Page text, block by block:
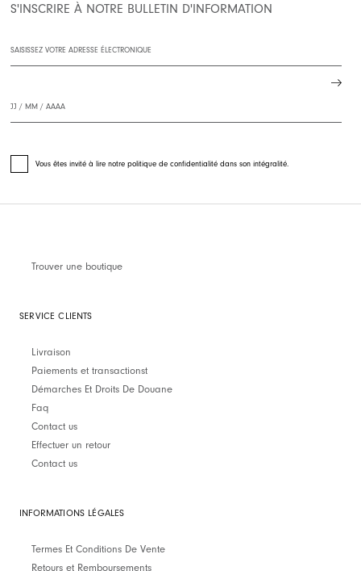
S'INSCRIRE À NOTRE BULLETIN D'INFORMATION
Vous êtes invité à lire notre politique de confidentialité dans son intégralité.
Trouver une boutique
SERVICE CLIENTS
Livraison
Paiements et transactionst
Démarches Et Droits De Douane
Faq
Contact us
Effectuer un retour
Contact us
INFORMATIONS LÉGALES
Termes Et Conditions De Vente
Retours et Remboursements